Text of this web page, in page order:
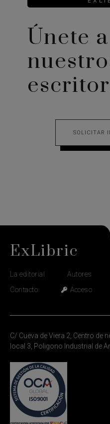
Únete a
SOLICITAR
ExLibric
La editorial Autores
Contacto
Acceso
C/ Cueva de Viera 2, Centro de
local 3, Poligono Industrial de